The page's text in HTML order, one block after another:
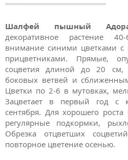
Шалфей пышный
декоративное растение
внимание синими цветками
прицветниками. Прямые,
соцветия длиной до 20 см,
боковых ветвей и
Цветки по 2-6 в мутовках,
Зацветает в первый год с
сентября. Для хорошего
регулярные подкормки,
Обрезка отцветших
повторное цветение осенью.